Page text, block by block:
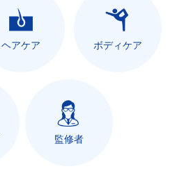
ヘアケア ボディケア
監修者